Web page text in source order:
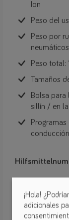
Ion
Peso del
Peso por
Peso total:
Tamaños
Bolsa
sillín / en
Por favor,
¡Hola!
adicionales